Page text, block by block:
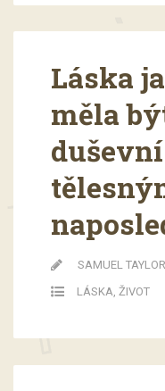
Láska
měla
SAMUEL
LÁSKA, ŽIVOT